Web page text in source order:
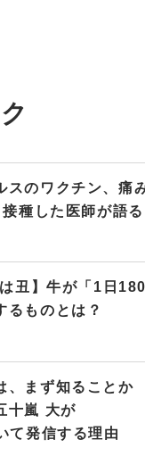
スのワクチン、痛
種した医師が語る
丑】牛が「1日
るものとは？
、まず知ることか
十嵐 大が
て発信する理由